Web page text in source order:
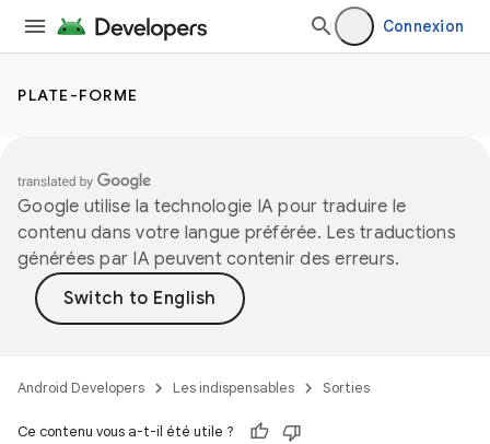
Connexion
PLATE-FORME
Google utilise la technologie IA pour traduire le
contenu dans votre langue préférée. Les traductions
générées par IA peuvent contenir des erreurs.
Android Developers Les indispensables Sorties
Ce contenu vous a-t-il été utile ?